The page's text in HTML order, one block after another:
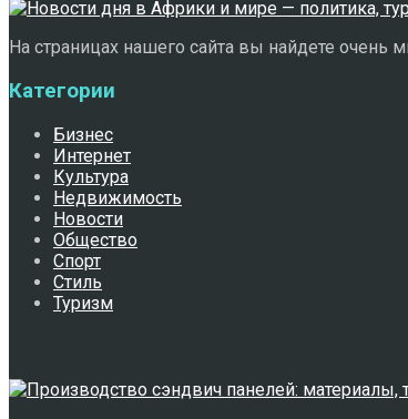
На страницах нашего сайта вы найдете очень
Категории
Бизнес
Интернет
Культура
Недвижимость
Новости
Общество
Спорт
Стиль
Туризм